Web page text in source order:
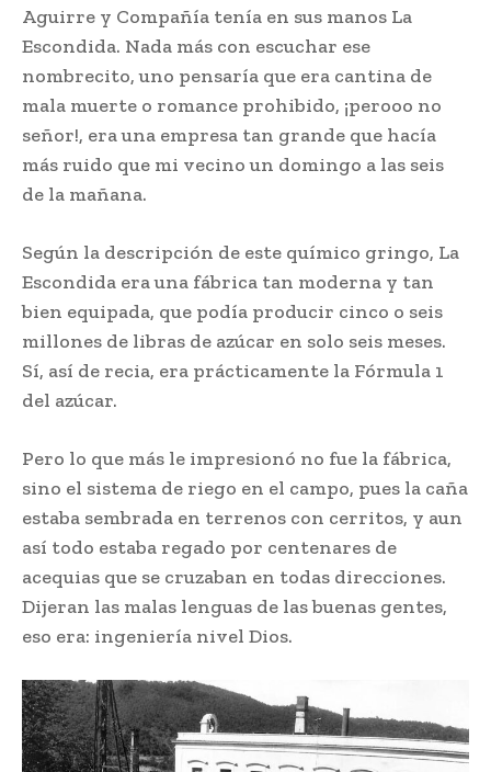
Aguirre y Compañía tenía en sus manos La
Escondida. Nada más con escuchar ese
nombrecito, uno pensaría que era cantina de
mala muerte o romance prohibido, ¡perooo no
señor!, era una empresa tan grande que hacía
más ruido que mi vecino un domingo a las seis
de la mañana.
Según la descripción de este químico gringo, La
Escondida era una fábrica tan moderna y tan
bien equipada, que podía producir cinco o seis
millones de libras de azúcar en solo seis meses.
Sí, así de recia, era prácticamente la Fórmula 1
del azúcar.
Pero lo que más le impresionó no fue la fábrica,
sino el sistema de riego en el campo, pues la caña
estaba sembrada en terrenos con cerritos, y aun
así todo estaba regado por centenares de
acequias que se cruzaban en todas direcciones.
Dijeran las malas lenguas de las buenas gentes,
eso era: ingeniería nivel Dios.